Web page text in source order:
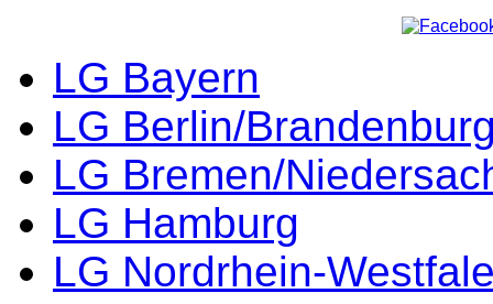
LG Bayern
LG Berlin/
LG Bremen/
LG Hamburg
LG Nordrhein-